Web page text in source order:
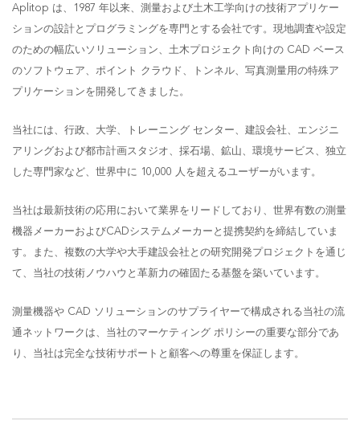
Aplitop は、1987 年以来、測量および土木工学向けの技術アプリケー
ションの設計とプログラミングを専門とする会社です。現地調査や設定
のための幅広いソリューション、土木プロジェクト向けの CAD ベース
のソフトウェア、ポイント クラウド、トンネル、写真測量用の特殊ア
プリケーションを開発してきました。
当社には、行政、大学、トレーニング センター、建設会社、エンジニ
アリングおよび都市計画スタジオ、採石場、鉱山、環境サービス、独立
した専門家など、世界中に 10,000 人を超えるユーザーがいます。
当社は最新技術の応用において業界をリードしており、世界有数の測量
機器メーカーおよびCADシステムメーカーと提携契約を締結していま
す。また、複数の大学や大手建設会社との研究開発プロジェクトを通じ
て、当社の技術ノウハウと革新力の確固たる基盤を築いています。
測量機器や CAD ソリューションのサプライヤーで構成される当社の流
通ネットワークは、当社のマーケティング ポリシーの重要な部分であ
り、当社は完全な技術サポートと顧客への尊重を保証します。